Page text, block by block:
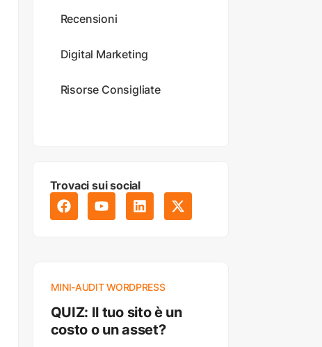
Recensioni
Digital Marketing
Risorse Consigliate
Trovaci sui social
MINI-AUDIT WORDPRESS
QUIZ: Il tuo sito è un
costo o un asset?